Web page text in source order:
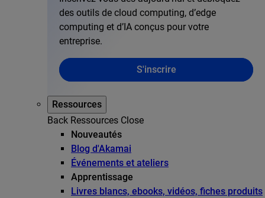
des outils de cloud computing, d’edge
computing et d’IA conçus pour votre
entreprise.
S'inscrire
Ressources
Back Ressources Close
Nouveautés
Blog d'Akamai
Événements et ateliers
Apprentissage
Livres blancs, ebooks, vidéos, fiches produits